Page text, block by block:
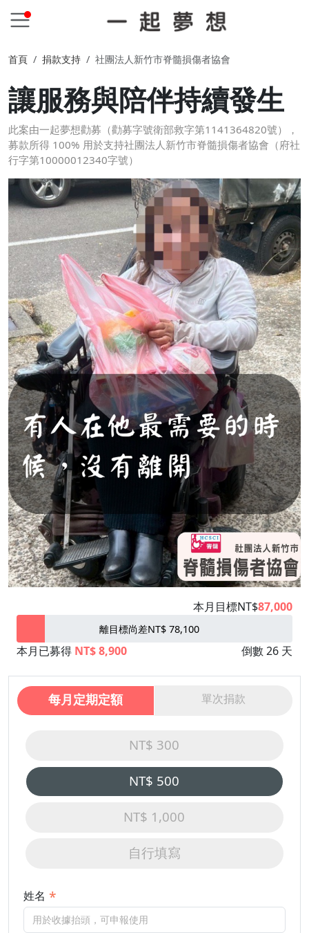
首頁 捐款支持 社團法人新竹市脊髓損傷者協會
讓服務與陪伴持續發生
此案由一起夢想勸募（勸募字號衛部救字第1141364820號），
募款所得 100% 用於支持社團法人新竹市脊髓損傷者協會（府社
行字第10000012340字號）
本月目標NT$87,000
離目標尚差NT$ 78,100
本月已募得 NT$ 8,900 倒數 26 天
每月定期定額 單次捐款
NT$ 300
NT$ 500
NT$ 1,000
自行填寫
姓名